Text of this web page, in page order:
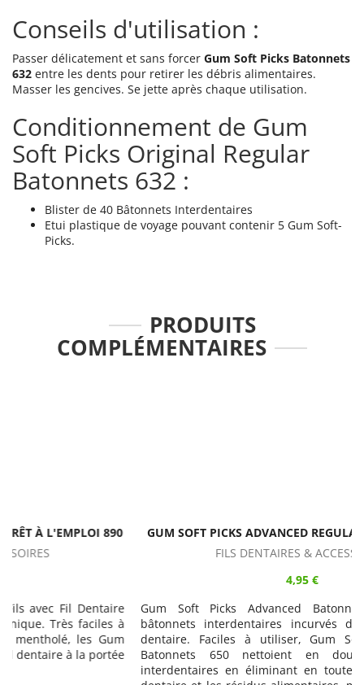
Conseils d'utilisation :
Passer délicatement et sans forcer Gum Soft Picks Batonnets
632 entre les dents pour retirer les débris alimentaires.
Masser les gencives. Se jette après chaque utilisation.
Conditionnement de Gum
Soft Picks Original Regular
Batonnets 632 :
Blister de 40 Bâtonnets Interdentaires
Etui plastique de voyage pouvant contenir 5 Gum Soft-
Picks.
PRODUITS
COMPLÉMENTAIRES
GUM SOFT PICKS ADVANCED REGULAR BATONNETS 650
FILS DENTAIRES & ACCESSOIRES
Gum Soft Picks Advanced Batonnets 650 sont des
bâtonnets interdentaires incurvés destinés à l'hygiène
dentaire. Faciles à utiliser, Gum Soft Picks Advanced
Batonnets 650 nettoient en douceur les espaces
interdentaires en éliminant en toute sécurité la plaque